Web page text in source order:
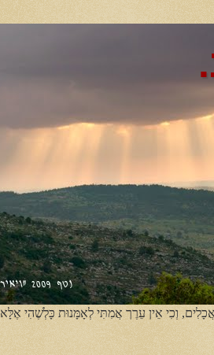
וְכִי אֵין עֵרֶך אֲמִתִּי לְאָמָּנוּת כָּלְשֶׁהִי